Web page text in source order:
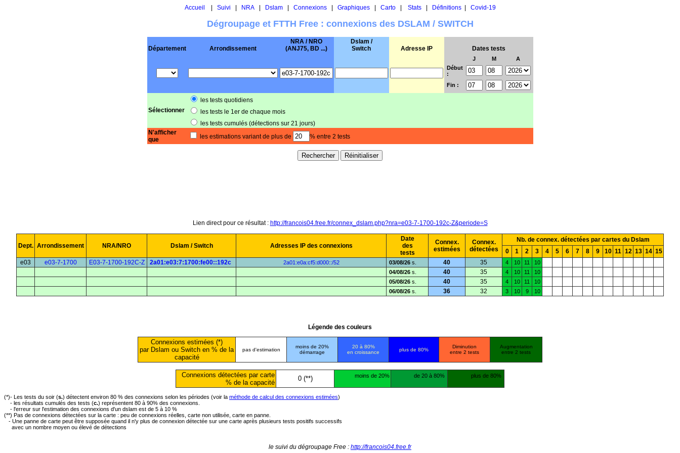
Accueil Suivi NRA| Dslam| Connexions| Graphiques| Carto| Stats| Définitions| Covid-19
Dégroupage et FTTH Free : connexions des DSLAM / SWITCH
Département Arrondissement
NRA / NRO
(ANJ75, BD ...)
Dslam /
Switch
Adresse IP Dates tests
J M
A
Début
:
Fin :
Sélectionner
les tests quotidiens
les tests le 1er de chaque mois
les tests cumulés (détections sur 21 jours)
N'afficher
que
les estimations variant de plus de % entre 2 tests
Lien direct pour ce résultat : http://francois04.free.fr/connex_dslam.php?nra=e03-7-1700-192c-Z&periode=S
Dept. Arrondissement NRA/NRO Dslam / Switch Adresses IP des connexions
Date
des
tests
Connex.
estimées
Connex.
détectées
Nb. de connex. détectées par cartes du Dslam
0
1 2 3 4 5 6 7 8 9 10 11 12 13 14 15
e03
e03-7-1700 E03-7-1700-192C-Z 2a01:e03:7:1700:fe00::192c 2a01:e0a:cf5:d000::/52 03/08/26 s. 40 35 4 10 11
10
04/08/26 s. 40 35 4 10 11
10
05/08/26 s. 40 35 4 10 11
10
06/08/26 s. 36 32 3 10 9 10
Légende des couleurs
Connexions estimées (*)
par Dslam ou Switch en % de la
capacité
pas d'estimation
moins de 20%
démarrage
20 à 80%
en croissance
plus de 80%
Diminution
entre 2 tests
Augmentation
entre 2 tests
Connexions détectées par carte
% de la capacité
0 (**) moins de 20% de 20 à 80% plus de 80%
(*)- Les tests du soir (s.) détectent environ 80 % des connexions selon les périodes (voir la méthode de calcul des connexions estimées)
- les résultats cumulés des tests (c.) représentent 80 à 90% des connexions.
- l'erreur sur l'estimation des connexions d'un dslam est de 5 à 10 %
(**) Pas de connexions détectées sur la carte : peu de connexions réelles, carte non utilisée, carte en panne.
- Une panne de carte peut être supposée quand il n'y plus de connexion détectée sur une carte après plusieurs tests positifs successifs
avec un nombre moyen ou élevé de détections
le suivi du dégroupage Free : http://francois04.free.fr